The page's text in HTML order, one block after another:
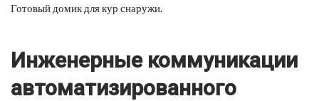
Готовый домик для кур снаружи.
Инженерные коммуникации
автоматизированного